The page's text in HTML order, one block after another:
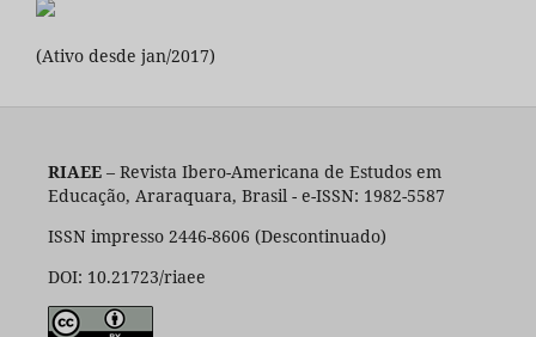
(Ativo desde jan/2017)
RIAEE– Revista Ibero-Americana de Estudos em
Educação, Araraquara, Brasil - e-ISSN: 1982-5587
ISSN impresso 2446-8606 (Descontinuado)
DOI: 10.21723/riaee